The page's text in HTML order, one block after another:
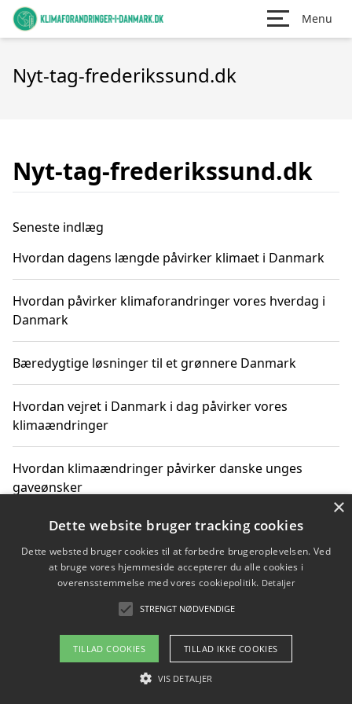
Menu
Nyt-tag-frederikssund.dk
Nyt-tag-frederikssund.dk
Seneste indlæg
Hvordan dagens længde påvirker klimaet i Danmark
Hvordan påvirker klimaforandringer vores hverdag i
Danmark
Bæredygtige løsninger til et grønnere Danmark
Hvordan vejret i Danmark i dag påvirker vores
klimaændringer
Hvordan klimaændringer påvirker danske unges
gaveønsker
Copyright 2026 - Pilanto Aps
Om / kontakt
Blog Betingelser
×
Dette website bruger tracking cookies
Dette websted bruger cookies til at forbedre brugeroplevelsen. Ved
at bruge vores hjemmeside accepterer du alle cookies i
overensstemmelse med vores cookiepolitik. Detaljer
STRENGT NØDVENDIGE
TILLAD COOKIES TILLAD IKKE COOKIES
VIS DETALJER